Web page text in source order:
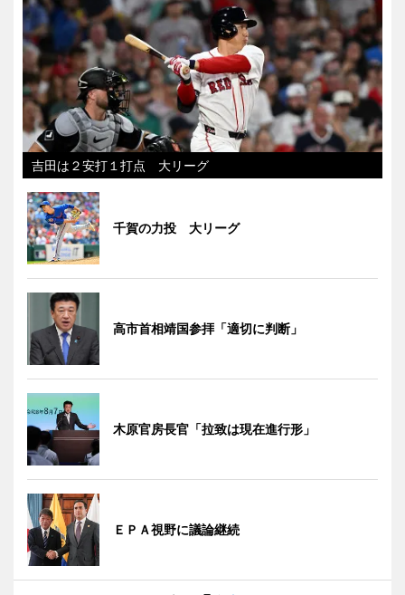
吉田は２安打１打点 大リーグ
千賀の力投 大リーグ
高市首相靖国参拝「適切に判断」
木原官房長官「拉致は現在進行形」
ＥＰＡ視野に議論継続